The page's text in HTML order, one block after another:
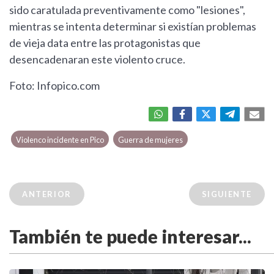
sido caratulada preventivamente como "lesiones",
mientras se intenta determinar si existían problemas
de vieja data entre las protagonistas que
desencadenaran este violento cruce.
Foto: Infopico.com
Violenco incidente en Pico Guerra de mujeres
ANTERIOR SIGUIENTE
También te puede interesar...